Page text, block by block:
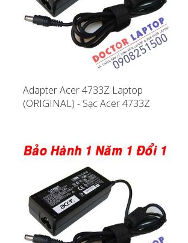
Adapter Acer 4733Z Laptop
(ORIGINAL) - Sạc Acer 4733Z